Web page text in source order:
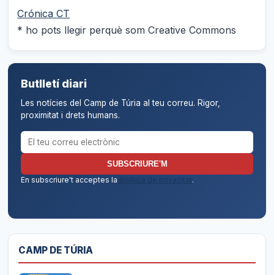
Crónica CT
* ho pots llegir perquè som Creative Commons
Butlletí diari
Les notícies del Camp de Túria al teu correu. Rigor,
proximitat i drets humans.
Correu electrònic per al butlletí
SUBSCRIURE'M
En subscriure't acceptes la
política de privacitat.
CAMP DE TÚRIA